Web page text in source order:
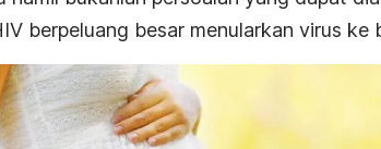
berpeluang besar menularkan virus ke